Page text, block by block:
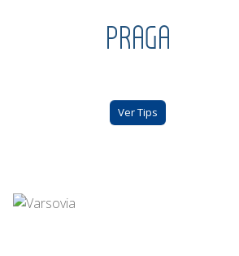
PRAGA
Ver Tips